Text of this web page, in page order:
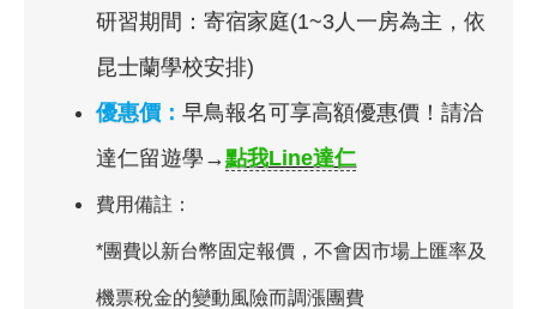
研習期間：寄宿家庭(1~3人一房為主，依
昆士蘭學校安排)
優惠價：早鳥報名可享高額優惠價！請洽
達仁留遊學→點我Line達仁
費用備註：
*團費以新台幣固定報價，不會因市場上匯率及
機票稅金的變動風險而調漲團費